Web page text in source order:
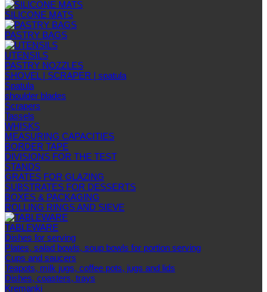
SILICONE MATS
PASTRY BAGS
UTENSILS
PASTRY NOZZLES
SHOVEL | SCRAPER | spatula
Spatula
shoulder blades
Scrapers
Tassels
WHISKS
MEASURING CAPACITIES
BORDER TAPE
DIVISIONS FOR THE TEST
STANDS
GRATES FOR GLAZING
SUBSTRATES FOR DESSERTS
BOXES & PACKAGING
ROLLING RINGS AND SIEVE
TABLEWARE
Dishes for serving
Plates, salad bowls, soup bowls for portion serving
Cups and saucers
Teapots, milk jugs, coffee pots, jugs and lids
Dishes, coasters, trays
Kremanki